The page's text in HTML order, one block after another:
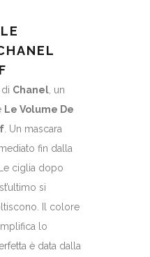
Chanel , un
Le Volume De
. Un mascara
fin dalla
ciglia dopo
si
Il colore
lo
è data dalla